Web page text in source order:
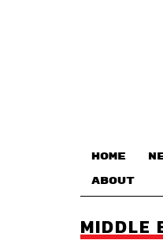
HOME
ABOUT
MIDDLE